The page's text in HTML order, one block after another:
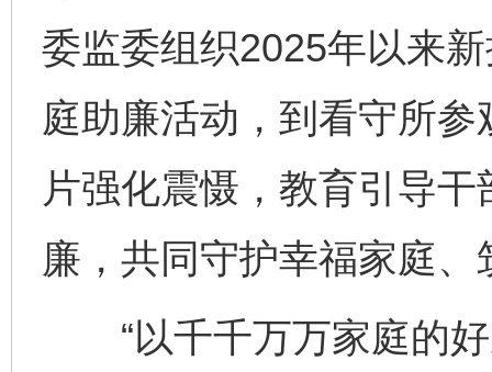
委监委组织2025年以来
庭助廉活动，到看守所
片强化震慑，教育引导
廉，共同守护幸福家庭
“以千千万万家庭的好